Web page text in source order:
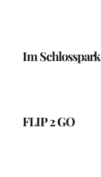
Im Schlosspark
FLIP 2 GO